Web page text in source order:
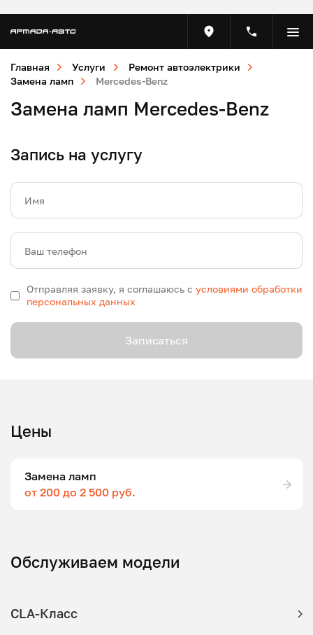
Главная Услуги
Ремонт автоэлектрики
Замена ламп
Mercedes-Benz
Замена ламп Mercedes-Benz
Запись на услугу
Имя
Ваш телефон
Отправляя заявку, я соглашаюсь с условиями обработки
персональных данных
Записаться
Цены
Замена ламп
от 200 до 2 500 руб.
Обслуживаем модели
CLA-Класс